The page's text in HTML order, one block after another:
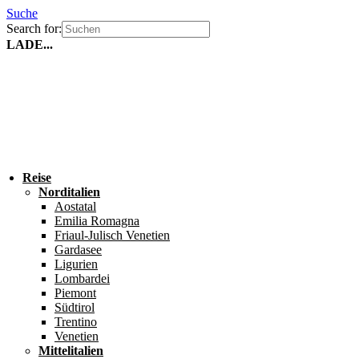
Suche
Search for:
LADE...
Reise
Norditalien
Aostatal
Emilia Romagna
Friaul-Julisch Venetien
Gardasee
Ligurien
Lombardei
Piemont
Südtirol
Trentino
Venetien
Mittelitalien